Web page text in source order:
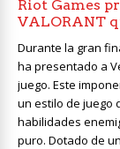
Riot Games
VALORANT
Durante la gran
ha presentado a
juego. Este
un estilo de juego
habilidades
puro. Dotado de